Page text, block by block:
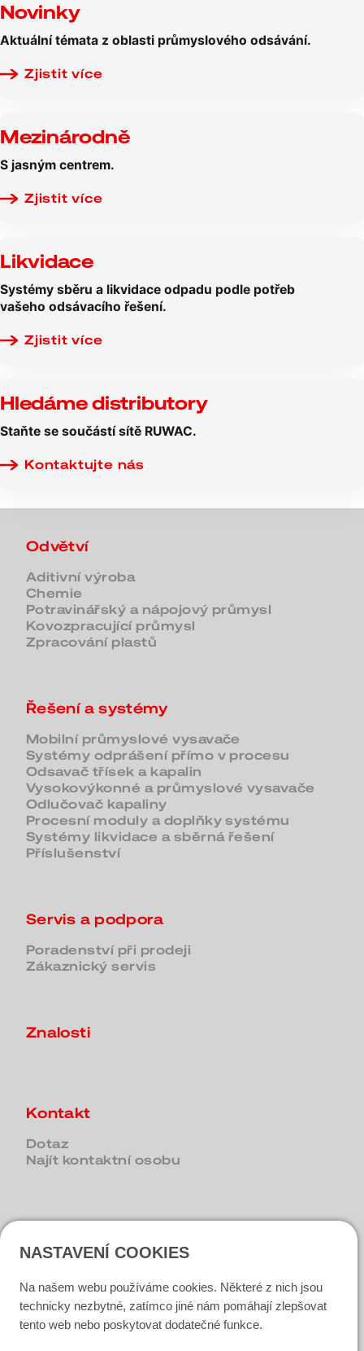
Novinky
Aktuální témata z oblasti průmyslového odsávání.
Zjistit více
Mezinárodně
S jasným centrem.
Zjistit více
Likvidace
Systémy sběru a likvidace odpadu podle potřeb
vašeho odsávacího řešení.
Zjistit více
Hledáme distributory
Staňte se součástí sítě RUWAC.
Kontaktujte nás
Odvětví
Aditivní výroba
Chemie
Potravinářský a nápojový průmysl
Kovozpracující průmysl
Zpracování plastů
Řešení a systémy
Mobilní průmyslové vysavače
Systémy odprášení přímo v procesu
Odsavač třísek a kapalin
Vysokovýkonné a průmyslové vysavače
Odlučovač kapaliny
Procesní moduly a doplňky systému
Systémy likvidace a sběrná řešení
Příslušenství
Servis a podpora
Poradenství při prodeji
Zákaznický servis
Znalosti
Kontakt
Dotaz
Najít kontaktní osobu
Sociální média
Instagram
Facebook
NASTAVENÍ COOKIES
Na našem webu používáme cookies. Některé z nich jsou
technicky nezbytné, zatímco jiné nám pomáhají zlepšovat
tento web nebo poskytovat dodatečné funkce.